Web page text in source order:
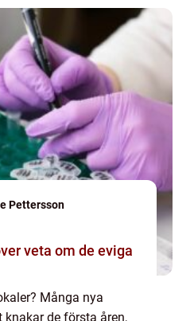
Pettersson
Många nya
knakar de första åren,